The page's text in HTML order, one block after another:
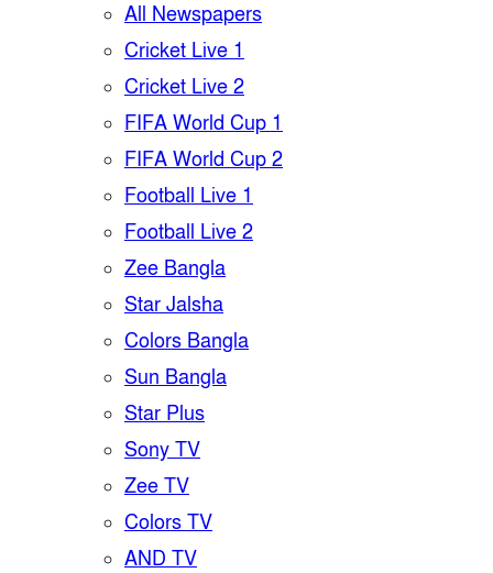
All Newspapers
Cricket Live 1
Cricket Live 2
FIFA World Cup 1
FIFA World Cup 2
Football Live 1
Football Live 2
Zee Bangla
Star Jalsha
Colors Bangla
Sun Bangla
Star Plus
Sony TV
Zee TV
Colors TV
AND TV